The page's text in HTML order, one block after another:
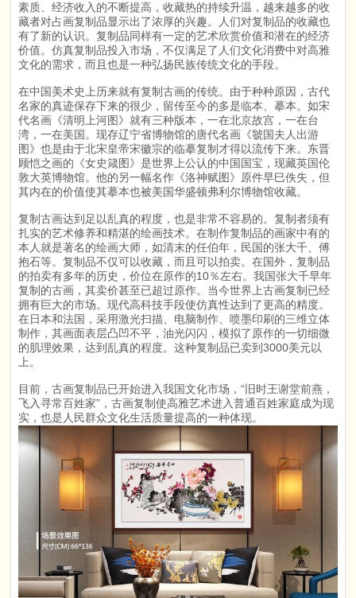
素质、经济收入的不断提高，收藏热的持续升温，越来越多的收
藏者对占画复制品显示出了浓厚的兴趣。人们对复制品的收藏也
有了新的认识。复制品同样有一定的艺术欣赏价值和潜在的经济
价值。仿真复制品投入市场，不仅满足了人们文化消费中对高雅
文化的需求，而且也是一种弘扬民族传统文化的手段。
在中国美术史上历来就有复制古画的传统。由于种种原因，古代
名家的真迹保存下来的很少，留传至今的多是临本、摹本。如宋
代名画《清明上河图》就有三种版本，一在北京故宫，一在台
湾，一在美国。现存辽宁省博物馆的唐代名画《虢国夫人出游
图》也是由于北宋皇帝宋徽宗的临摹复制才得以流传下来。东晋
顾恺之画的《女史箴图》是世界上公认的中国国宝，现藏英国伦
敦大英博物馆。他的另一幅名作《洛神赋图》原件早巳佚失，但
其内在的价值使其摹本也被美国华盛顿弗利尔博物馆收藏。
复制古画达到足以乱真的程度，也是非常不容易的。复制者须有
扎实的艺术修养和精湛的绘画技术。在制作复制品的画家中有的
本人就是著名的绘画大师，如清末的任伯年，民国的张大千、傅
抱石等。复制品不仅可以收藏，而且可以拍卖。在国外，复制品
的拍卖有多年的历史，价位在原作的10％左右。我国张大千早年
复制的古画，其卖价甚至已超过原作。当今世界上古画复制已经
拥有巨大的市场。现代高科技手段使仿真性达到了更高的精度。
在日本和法国，采用激光扫描、电脑制作、喷墨印刷的三维立体
制作，其画面表层凸凹不平，油光闪闪，模拟了原作的一切细微
的肌理效果，达到乱真的程度。这种复制品已卖到3000美元以
上。
目前，古画复制品已开始进入我国文化市场，“旧时王谢堂前燕，
飞入寻常百姓家”，古画复制使高雅艺术进入普通百姓家庭成为现
实，也是人民群众文化生活质量提高的一种体现。